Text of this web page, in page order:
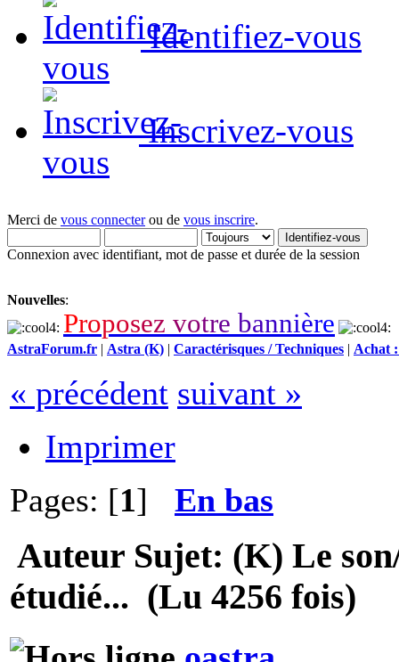
Identifiez-vous
Inscrivez-vous
Merci de vous connecterou de vous inscrire.
Connexion avec identifiant, mot de passe et durée de la session
Nouvelles:
Proposez votre bannière
AstraForum.fr | Astra (K) | Caractérisques / Techniques | Achat :
« précédent suivant »
Imprimer
Pages: [1] En bas
Auteur Sujet: (K) Le
étudié... (Lu 4256 fois)